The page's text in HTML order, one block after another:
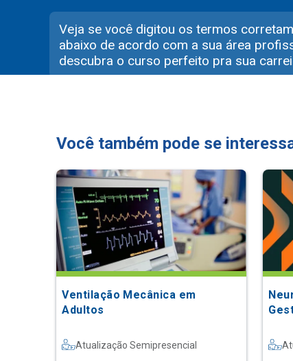
Veja se você digitou os termos
abaixo de acordo com a sua área
descubra o curso perfeito pra sua
Você também pode se
Ventilação Mecânica em
Adultos
Atualização Semipresencial